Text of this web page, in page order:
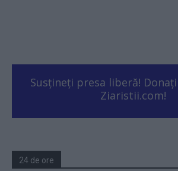
Susțineți presa liberă!
Ziaristii.com!
24 de ore